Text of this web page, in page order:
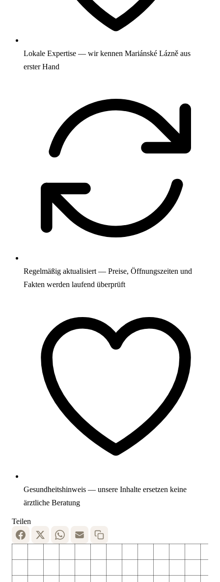
Lokale Expertise — wir kennen Mariánské Lázně aus
erster Hand
Regelmäßig aktualisiert — Preise, Öffnungszeiten und
Fakten werden laufend überprüft
Gesundheitshinweis — unsere Inhalte ersetzen keine
ärztliche Beratung
Teilen